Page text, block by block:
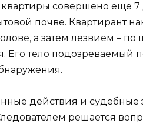
совершено еще 7
почве. Квартирант
а затем лезвием – по
Его тело подозреваемый
действия и судебные
решается